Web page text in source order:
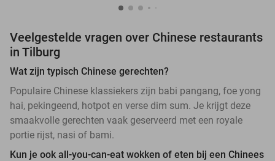
Veelgestelde vragen over Chinese restaurants
in Tilburg
Wat zijn typisch Chinese gerechten?
Populaire Chinese klassiekers zijn babi pangang, foe yong
hai, pekingeend, hotpot en verse dim sum. Je krijgt deze
smaakvolle gerechten vaak geserveerd met een royale
portie rijst, nasi of bami.
Kun je ook all-you-can-eat wokken of eten bij een Chinees